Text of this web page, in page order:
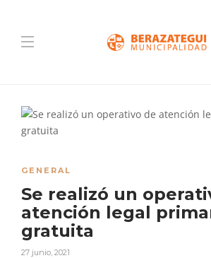
GENERAL
Se realizó un
atención legal
gratuita
27 junio, 2021